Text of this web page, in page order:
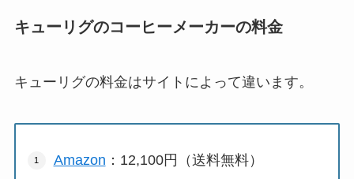
キューリグのコーヒーメーカーの料金
キューリグの料金はサイトによって違います。
Amazon ：12,100円（送料無料）